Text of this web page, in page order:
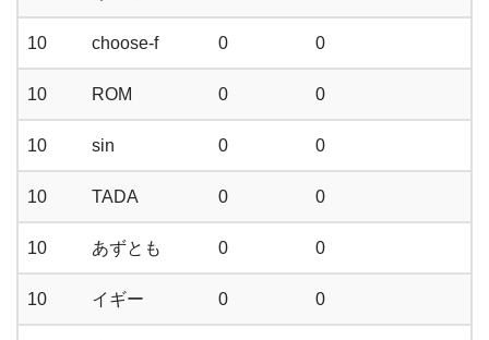
10 choose-f 0 0
10 ROM 0 0
10 sin 0 0
10 TADA 0 0
10 あずとも 0 0
10 イギー 0 0